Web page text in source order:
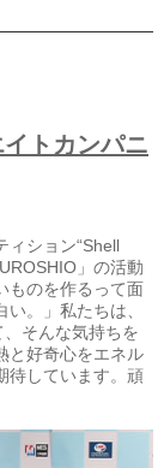
トカンパニ
ィション“Shell
」の活動
ものを作るって面
。」私たちは、
そんな気持ちを
と好奇心をエネル
待しています。頑